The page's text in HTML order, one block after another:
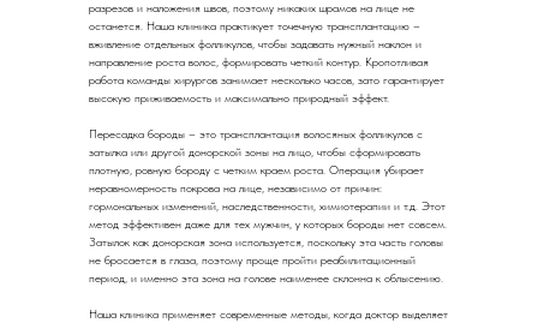
разрезов и наложения швов, поэтому никаких шрамов на лице не
останется. Наша клиника практикует точечную трансплантацию –
вживление отдельных фолликулов, чтобы задавать нужный наклон и
направление роста волос, формировать четкий контур. Кропотливая
работа команды хирургов занимает несколько часов, зато гарантирует
высокую приживаемость и максимально природный эффект.
Пересадка бороды – это трансплантация волосяных фолликулов с
затылка или другой донорской зоны на лицо, чтобы сформировать
плотную, ровную бороду с четким краем роста. Операция убирает
неравномерность покрова на лице, независимо от причин:
гормональных изменений, наследственности, химиотерапии и т.д. Этот
метод эффективен даже для тех мужчин, у которых бороды нет совсем.
Затылок как донорская зона используется, поскольку эта часть головы
не бросается в глаза, поэтому проще пройти реабилитационный
период, и именно эта зона на голове наименее склонна к облысению.
Наша клиника применяет современные методы, когда доктор выделяет